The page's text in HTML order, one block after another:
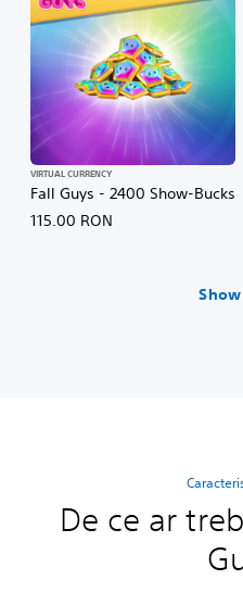
Fall Guys - 2400 Show-Bucks
VIRTUAL CURRENCY
115.00 RON
De ce ar